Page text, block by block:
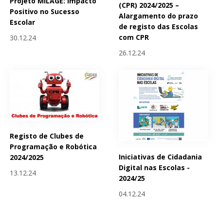
Positivo no Sucesso
Escolar
30.12.24
(CPR) 2024/2025 –
Alargamento do prazo
de registo das Escolas
com CPR
26.12.24
Registo de Clubes de
Programação e Robótica
2024/2025
13.12.24
Iniciativas de Cidadania
Digital nas Escolas -
2024/25
04.12.24